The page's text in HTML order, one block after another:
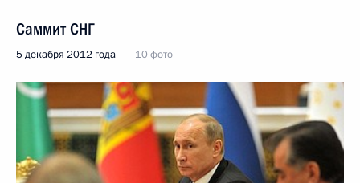
Саммит СНГ
5 декабря 2012 года 10 фото